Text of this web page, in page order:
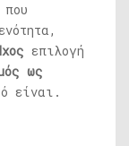
επιλογή
ως
είναι.